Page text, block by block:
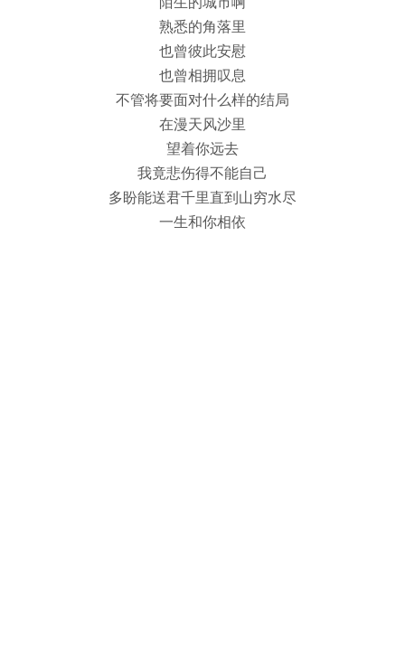
熟悉的角落里
也曾彼此安慰
也曾相拥叹息
不管将要面对什么样的结局
在漫天风沙里
望着你远去
我竟悲伤得不能自己
多盼能送君千里直到山穷水尽
一生和你相依